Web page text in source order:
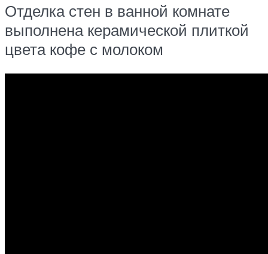
Отделка стен в ванной комнате
выполнена керамической плиткой
цвета кофе с молоком